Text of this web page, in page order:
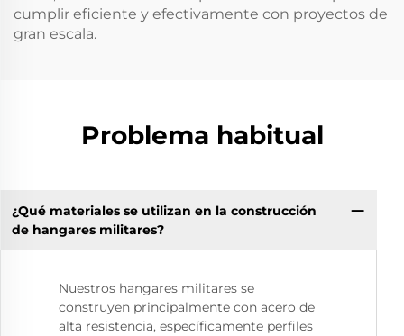
cumplir eficiente y efectivamente con proyectos de
gran escala.
Problema habitual
¿Qué materiales se utilizan en la construcción
de hangares militares?
Nuestros hangares militares se
construyen principalmente con acero de
alta resistencia, específicamente perfiles